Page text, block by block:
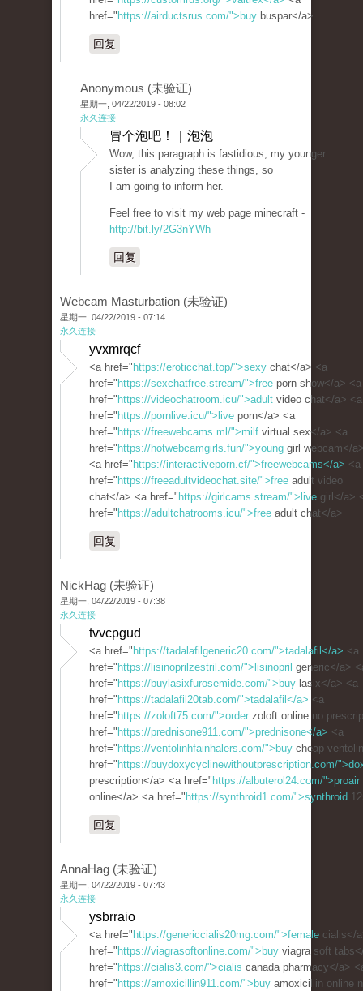
href=" https://airductsrus.com/">buy buspar</a>
回复
Anonymous (未验证)
星期一, 04/22/2019 - 08:02
永久连接
冒个泡吧！ | 泡泡
Wow, this paragraph is fastidious, my younger
sister is analyzing these things, so
I am going to inform her.
Feel free to visit my web page minecraft -
http://bit.ly/2G3nYWh
回复
Webcam Masturbation (未验证)
星期一, 04/22/2019 - 07:14
永久连接
yvxmrqcf
<a href=" https://eroticchat.top/">sexy chat</a> <a
href=" https://sexchatfree.stream/">free porn show</a> <a
href=" https://videochatroom.icu/">adult video chat</a> <a
href=" https://pornlive.icu/">live porn</a> <a
href=" https://freewebcams.ml/">milf virtual sex</a> <a
href=" https://hotwebcamgirls.fun/">young girl webcam</
<a href=" https://interactiveporn.cf/">freewebcams</a> <a
href=" https://freeadultvideochat.site/">free adult video
chat</a> <a href=" https://girlcams.stream/">live girl</a>
href=" https://adultchatrooms.icu/">free adult chat</a>
回复
NickHag (未验证)
星期一, 04/22/2019 - 07:38
永久连接
tvvcpgud
<a href=" https://tadalafilgeneric20.com/">tadalafil</a> <a
href=" https://lisinoprilzestril.com/">lisinopril generic</a>
href=" https://buylasixfurosemide.com/">buy lasix</a> <a
href=" https://tadalafil20tab.com/">tadalafil</a> <a
href=" https://zoloft75.com/">order zoloft online no
href=" https://prednisone911.com/">prednisone</a> <a
href=" https://ventolinhfainhalers.com/">buy cheap
href=" https://buydoxycyclinewithoutprescription.com/
prescription</a> <a href=" https://albuterol24.com/">proair
online</a> <a href=" https://synthroid1.com/">synthroid
回复
AnnaHag (未验证)
星期一, 04/22/2019 - 07:43
永久连接
ysbrraio
<a href=" https://genericcialis20mg.com/">female cialis</
href=" https://viagrasoftonline.com/">buy viagra soft
href=" https://cialis3.com/">cialis canada pharmacy</a>
href=" https://amoxicillin911.com/">buy amoxicillin online